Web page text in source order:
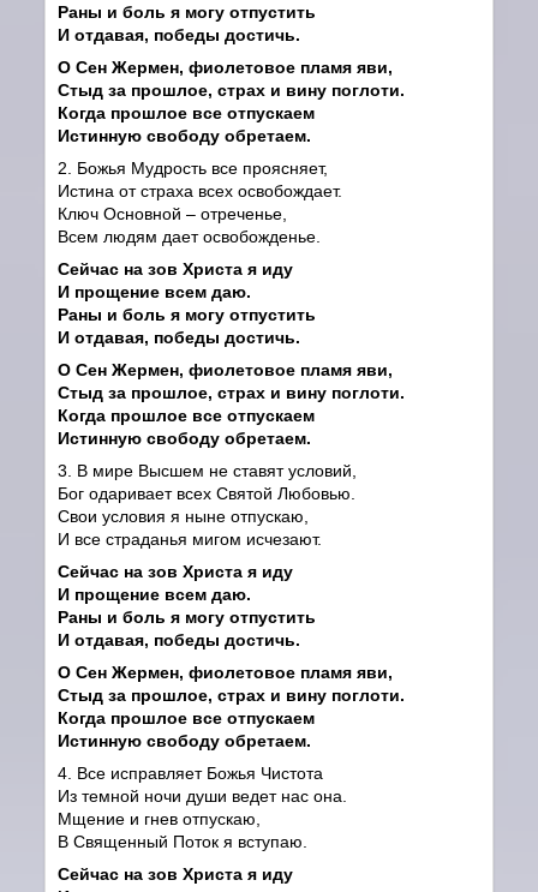
Раны и боль я могу отпустить
И отдавая, победы достичь.
О Сен Жермен, фиолетовое пламя яви,
Стыд за прошлое, страх и вину поглоти.
Когда прошлое все отпускаем
Истинную свободу обретаем.
2. Божья Мудрость все проясняет,
Истина от страха всех освобождает.
Ключ Основной – отреченье,
Всем людям дает освобожденье.
Сейчас на зов Христа я иду
И прощение всем даю.
Раны и боль я могу отпустить
И отдавая, победы достичь.
О Сен Жермен, фиолетовое пламя яви,
Стыд за прошлое, страх и вину поглоти.
Когда прошлое все отпускаем
Истинную свободу обретаем.
3. В мире Высшем не ставят условий,
Бог одаривает всех Святой Любовью.
Свои условия я ныне отпускаю,
И все страданья мигом исчезают.
Сейчас на зов Христа я иду
И прощение всем даю.
Раны и боль я могу отпустить
И отдавая, победы достичь.
О Сен Жермен, фиолетовое пламя яви,
Стыд за прошлое, страх и вину поглоти.
Когда прошлое все отпускаем
Истинную свободу обретаем.
4. Все исправляет Божья Чистота
Из темной ночи души ведет нас она.
Мщение и гнев отпускаю,
В Священный Поток я вступаю.
Сейчас на зов Христа я иду